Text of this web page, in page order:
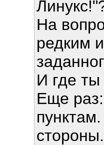
На
редким
И где
Еще
стороны.